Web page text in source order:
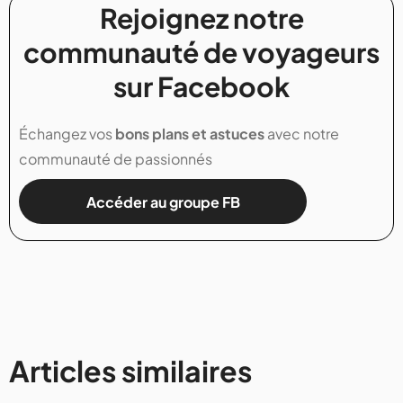
Rejoignez notre
communauté de voyageurs
sur Facebook
Échangez vosbons plans et astucesavec notre
communauté de passionnés
Accéder au groupe FB
Articles similaires